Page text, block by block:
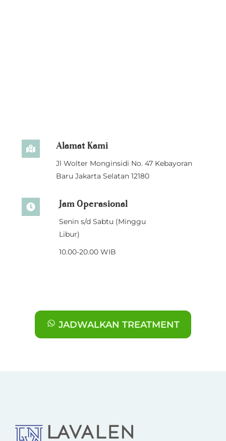
Icon
Alamat Kami
Jl Wolter Monginsidi No. 47 Kebayoran
Baru Jakarta Selatan 12180
Icon
Jam Operasional
Senin s/d Sabtu (Minggu
Libur)
10.00-20.00 WIB
JADWALKAN TREATMENT